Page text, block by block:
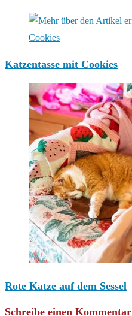
Katzentasse mit Cookies
Rote Katze auf dem Sessel
Schreibe einen Kommentar